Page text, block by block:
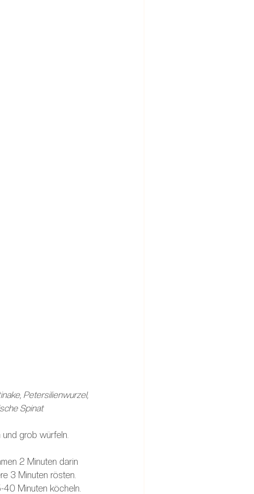
Petersilienwurzel,
Spinat
grob würfeln.
2 Minuten darin
3 Minuten rösten.
Minuten köcheln.